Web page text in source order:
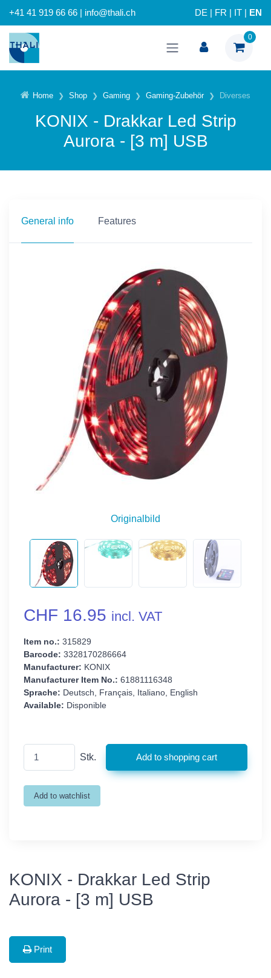
+41 41 919 66 66 | info@thali.ch DE FR IT EN
0
Home Shop Gaming Gaming-Zubehör Diverses
KONIX - Drakkar Led Strip
Aurora - [3 m] USB
General info Features
Originalbild
CHF 16.95 incl. VAT
Item no.: 315829
Barcode: 3328170286664
Manufacturer: KONIX
Manufacturer Item No.: 61881116348
Sprache: Deutsch, Français, Italiano, English
Available: Disponible
Stk.
KONIX - Drakkar Led Strip
Aurora - [3 m] USB
Print